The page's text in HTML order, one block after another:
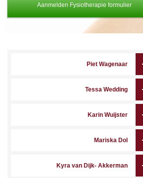
Aanmelden Fysiotherapie formulier
Piet Wagenaar
Tessa Wedding
Karin Wuijster
Mariska Dol
Kyra van Dijk- Akkerman